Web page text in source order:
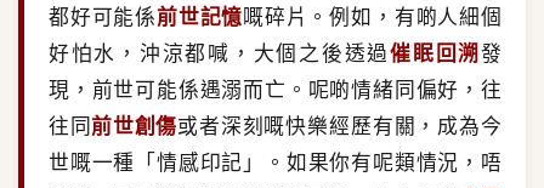
都好可能係前世記憶嘅碎片。例如，有啲人細個
好怕水，沖涼都喊，大個之後透過催眠回溯發
現，前世可能係遇溺而亡。呢啲情緒同偏好，往
往同前世創傷或者深刻嘅快樂經歷有關，成為今
世嘅一種「情感印記」。如果你有呢類情況，唔